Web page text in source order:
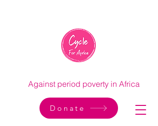
Against period poverty in Africa
Donate